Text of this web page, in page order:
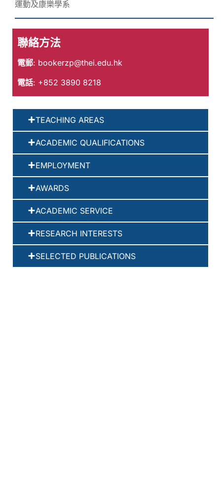
運動及康樂學系
聯絡方法
電郵: bookerzp@thei.edu.hk
電話: +852 3890 8218
TEACHING AREAS
ACADEMIC QUALIFICATIONS
EMPLOYMENT
AWARDS
ACADEMIC SERVICE
RESEARCH INTERESTS
SELECTED PUBLICATIONS